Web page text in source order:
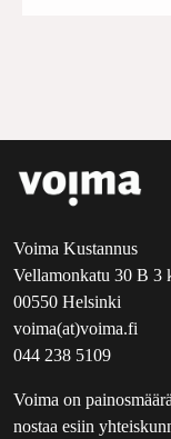
Voima Kustannus
Vellamonkatu 30 B 3
00550 Helsinki
voima(at)voima.fi
044 238 5109
Voima on
nostaa esiin